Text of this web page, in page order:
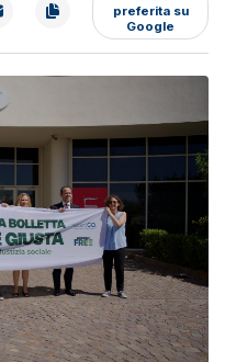
preferita su
Google